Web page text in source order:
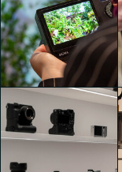
GIAPPONE – Il
Mondo delle
Fotocamere e
degli Obiettivi
Juliet Lagae
SIGMA AIZU
GIAPPONE – Il
Mondo delle
Fotocamere e